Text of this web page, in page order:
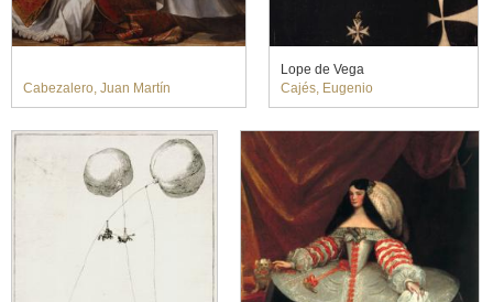
Cabezalero, Juan Martín
Lope de Vega
Cajés, Eugenio